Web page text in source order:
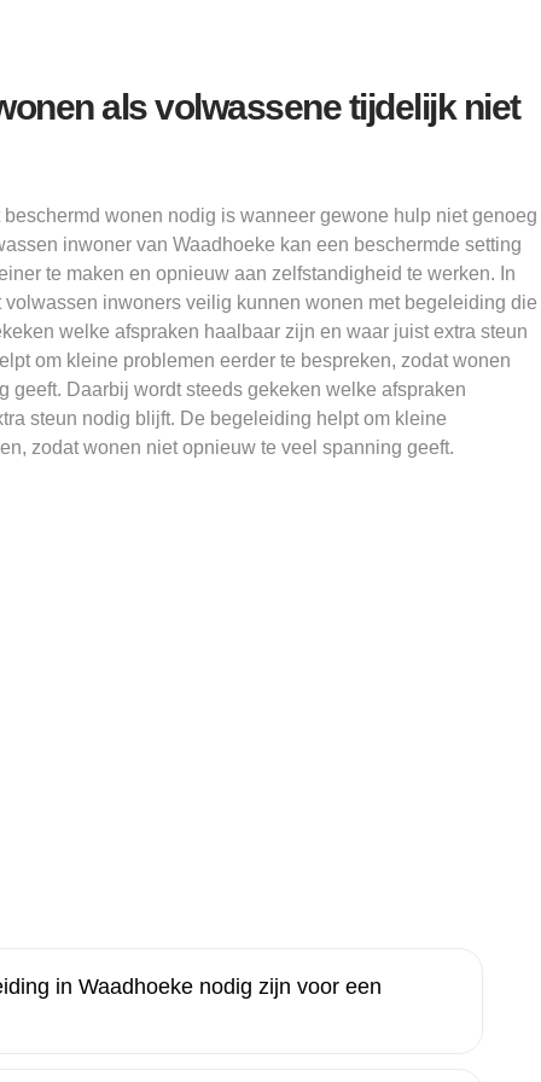
als volwassene tijdelijk niet
wonen nodig is wanneer gewone hulp niet genoeg
inwoner van Waadhoeke kan een beschermde setting
te maken en opnieuw aan zelfstandigheid te werken. In
inwoners veilig kunnen wonen met begeleiding die
welke afspraken haalbaar zijn en waar juist extra steun
om kleine problemen eerder te bespreken, zodat wonen
geeft. Daarbij wordt steeds gekeken welke afspraken
steun nodig blijft. De begeleiding helpt om kleine
zodat wonen niet opnieuw te veel spanning geeft.
in Waadhoeke nodig zijn voor een